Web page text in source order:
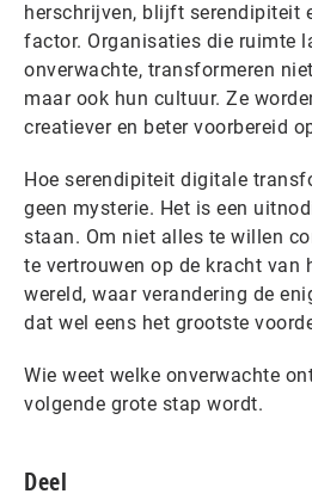
herschrijven, blijft serendipiteit
factor. Organisaties die ruimte
onverwachte, transformeren
maar ook hun cultuur. Ze
creatiever en beter voorbereid
Hoe serendipiteit digitale
geen mysterie. Het is een
staan. Om niet alles te willen
te vertrouwen op de kracht van
wereld, waar verandering de
dat wel eens het grootste
Wie weet welke onverwachte
volgende grote stap wordt.
Deel